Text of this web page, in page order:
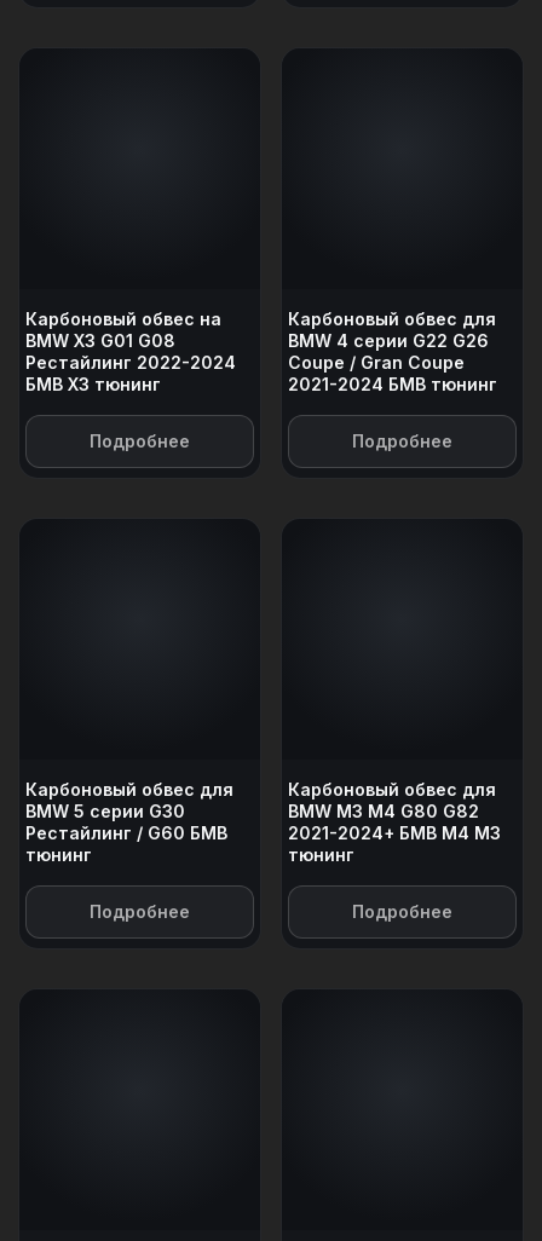
Карбоновый обвес на
BMW X3 G01 G08
Рестайлинг 2022-2024
БМВ Х3 тюнинг
Подробнее
Карбоновый обвес для
BMW 4 серии G22 G26
Coupe / Gran Coupe
2021-2024 БМВ тюнинг
Подробнее
Карбоновый обвес для
BMW 5 серии G30
Рестайлинг / G60 БМВ
тюнинг
Подробнее
Карбоновый обвес для
BMW M3 M4 G80 G82
2021-2024+ БМВ М4 М3
тюнинг
Подробнее